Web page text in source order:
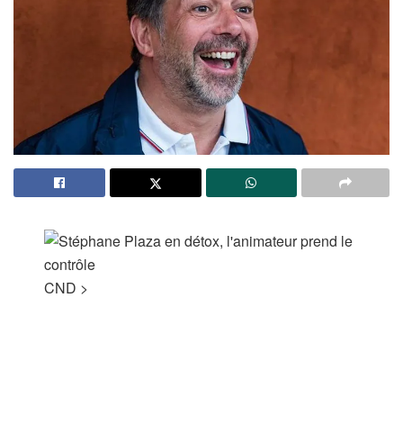
CND >